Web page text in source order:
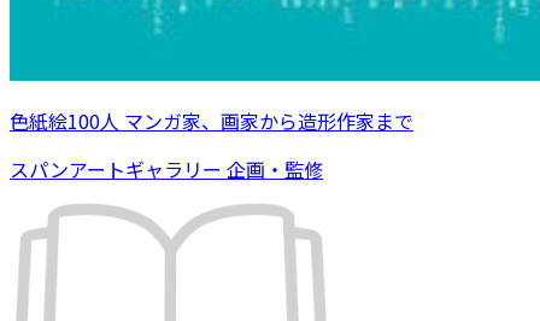
色紙絵100人 マンガ家、画家から造形作家まで
スパンアートギャラリー 企画・監修